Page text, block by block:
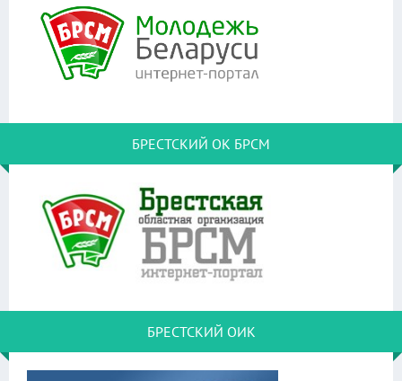
БРЕСТСКИЙ ОК БРСМ
БРЕСТСКИЙ ОИК